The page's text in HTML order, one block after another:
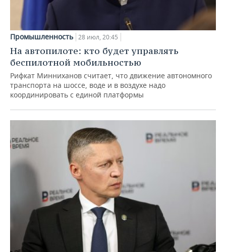
Промышленность 28 июл, 20:45
На автопилоте: кто будет управлять
беспилотной мобильностью
Рифкат Минниханов считает, что движение автономного
транспорта на шоссе, воде и в воздухе надо
координировать с единой платформы